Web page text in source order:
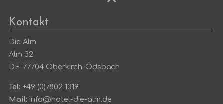
Kontakt
Die Alm
Alm 32
DE-77704 Oberkirch-Ödsbach
Tel: +49 (0)7802 1319
Mail: info@hotel-die-alm.de